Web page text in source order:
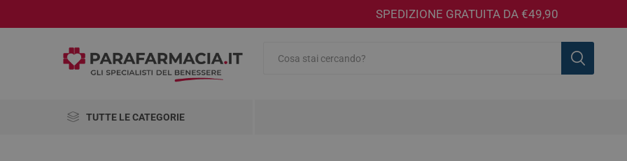
SPEDIZIONE GRATUITA DA €49,90
TUTTE LE CATEGORIE